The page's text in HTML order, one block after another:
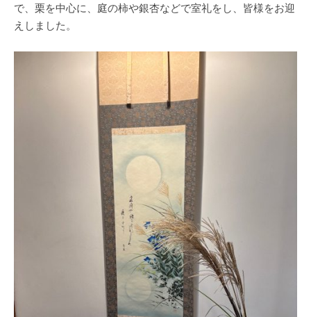
で、栗を中心に、庭の柿や銀杏などで室礼をし、皆様をお迎
えしました。